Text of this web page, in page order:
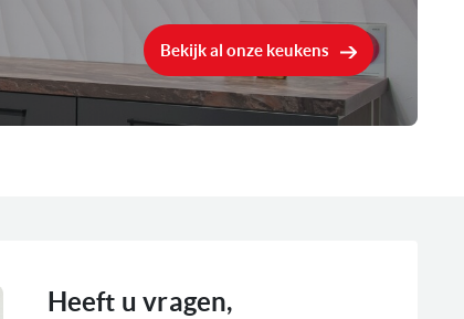
Bekijk al onze keukens
Heeft u vragen,